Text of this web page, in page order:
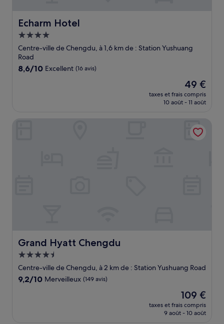
Echarm Hotel
Echarm Hotel
Hébergement
4.0 étoiles
Centre-ville de Chengdu, à 1,6 km de : Station Yushuang
Road
8.6
8,6/10 Excellent (16 avis)
Le
nouveau
prix
de
49 €
49 €
taxes et frais compris
10 août - 11 août
Grand Hyatt Chengdu
Grand Hyatt Chengdu
Hébergement
4.5 étoiles
Centre-ville de Chengdu, à 2 km de : Station Yushuang Road
9.2
9,2/10 Merveilleux (149 avis)
Le
nouveau
prix
109 €
taxes et frais compris
9 août - 10 août